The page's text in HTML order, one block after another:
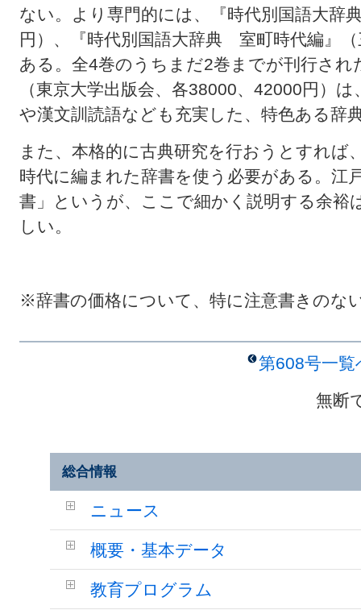
ない。より専門的には、『時代別国語大辞
円）、『時代別国語大辞典 室町時代編』
ある。全4巻のうちまだ2巻までが刊行さ
（東京大学出版会、各38000、42000円）
や漢文訓読語なども充実した、特色ある辞
また、本格的に古典研究を行おうとすれ
時代に編まれた辞書を使う必要がある。江
書」というが、ここで細かく説明する余裕
しい。
※辞書の価格について、特に注意書きのな
第608号一覧
無断
総合情報
ニュース
概要・基本データ
教育プログラム